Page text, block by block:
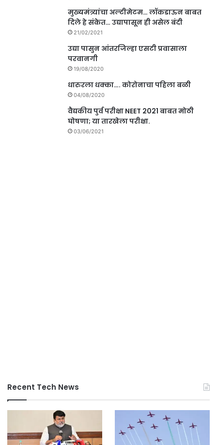
मुख्यमंत्र्यांचा अल्टीमेटम… लॉकडाऊन बाबत
दिले हे संकेत… उद्यापासून ही असेल बंदी
21/02/2021
उद्या पासुन आंतरजिल्हा एसटी प्रवासाला
परवानगी
19/08/2020
धारुरला धक्का…. कोरोनाचा पहिला बळी
04/08/2020
वैद्यकीय पुर्व परीक्षा NEET 2021 बाबत मोठी
घोषणा; या तारखेला परीक्षा.
03/06/2021
Recent Tech News